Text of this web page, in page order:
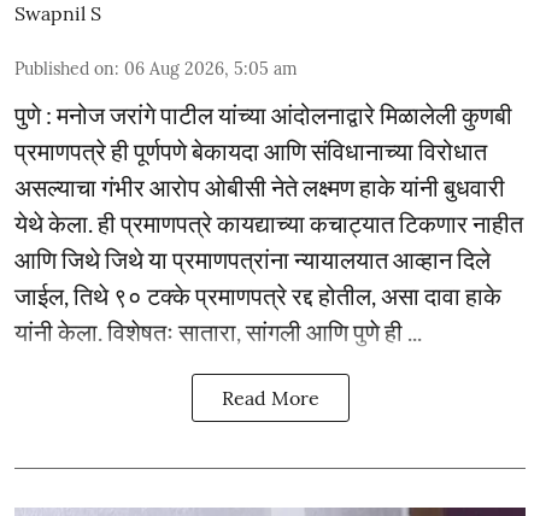
Swapnil S
Published on: 06 Aug 2026, 5:05 am
पुणे : मनोज जरांगे पाटील यांच्या आंदोलनाद्वारे मिळालेली कुणबी
प्रमाणपत्रे ही पूर्णपणे बेकायदा आणि संविधानाच्या विरोधात
असल्याचा गंभीर आरोप ओबीसी नेते लक्ष्मण हाके यांनी बुधवारी
येथे केला. ही प्रमाणपत्रे कायद्याच्या कचाट्यात टिकणार नाहीत
आणि जिथे जिथे या प्रमाणपत्रांना न्यायालयात आव्हान दिले
जाईल, तिथे ९० टक्के प्रमाणपत्रे रद्द होतील, असा दावा हाके
यांनी केला. विशेषतः सातारा, सांगली आणि पुणे ही ...
Read More